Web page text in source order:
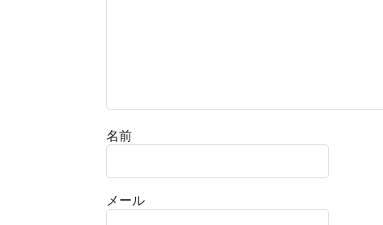
名前
メール